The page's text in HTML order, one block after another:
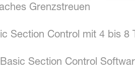
Grenzstreuen
Section Control mit 4 bis 8
Section Control